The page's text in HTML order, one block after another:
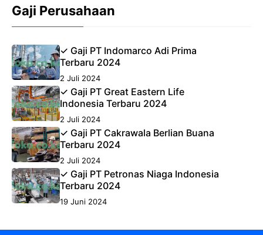
Gaji Perusahaan
✓ Gaji PT Indomarco Adi Prima
Terbaru 2024
2 Juli 2024
✓ Gaji PT Great Eastern Life
Indonesia Terbaru 2024
2 Juli 2024
✓ Gaji PT Cakrawala Berlian Buana
Terbaru 2024
2 Juli 2024
✓ Gaji PT Petronas Niaga Indonesia
Terbaru 2024
19 Juni 2024